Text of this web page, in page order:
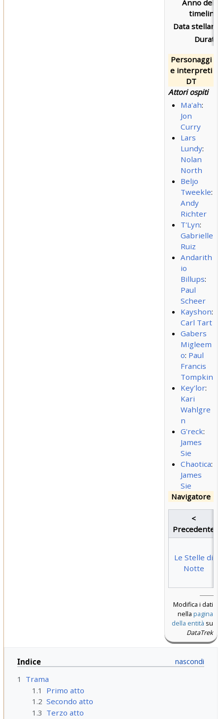
Anno della
timeline:
Data stellare:
Durata:
Personaggi
e interpreti
DT
Attori ospiti
Ma'ah:
Jon
Curry
Lars
Lundy:
Nolan
North
Beljo
Tweekle:
Andy
Richter
T'Lyn:
Gabrielle
Ruiz
Andarith
io
Billups:
Paul
Scheer
Kayshon:
Carl Tart
Gabers
Migleem
o: Paul
Francis
Tompkin
Key'lor:
Kari
Wahlgre
n
G'reck:
James
Sie
Chaotica:
James
Sie
Navigatore
<
Precedente
Le Stelle di
Notte
Modifica i dati
nella pagina
della entità su
DataTrek
Indice
1
Trama
1.1
Primo atto
1.2 Secondo atto
1.3 Terzo atto